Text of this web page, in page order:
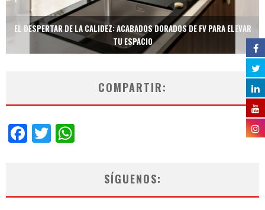
EL DESPERTAR DE LA CALIDEZ: ACABADOS DORADOS DE FV PARA ELEVAR
TU ESPACIO
COMPARTIR:
Facebook
Twitter
SÍGUENOS: